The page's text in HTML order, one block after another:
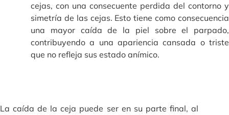
cejas, con una consecuente perdida del contorno y
simetría de las cejas. Esto tiene como consecuencia
una mayor caída de la piel sobre el parpado,
contribuyendo a una apariencia cansada o triste
que no refleja sus estado anímico.
La caída de la ceja puede ser en su parte final, al